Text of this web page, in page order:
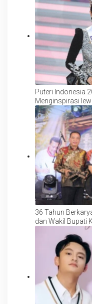
Puteri Indonesia
Menginspirasi
36 Tahun
dan Wakil Bupati